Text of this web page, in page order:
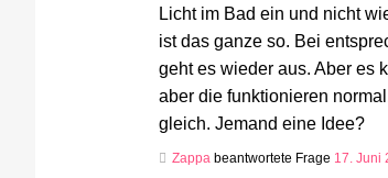
Licht im Bad ein und nicht
ist das ganze so. Bei
geht es wieder aus. Aber es
aber die funktionieren
gleich. Jemand eine Idee?
Zappa beantwortete Frage 17. Juni